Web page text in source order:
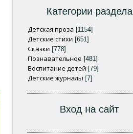
Категории раздела
Детская проза [1154]
Детские стихи [651]
Сказки [778]
Познавательное [481]
Воспитание детей [79]
Детские журналы [7]
Вход на сайт